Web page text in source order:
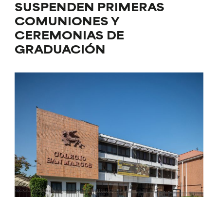
SUSPENDEN PRIMERAS
COMUNIONES Y
CEREMONIAS DE
GRADUACIÓN